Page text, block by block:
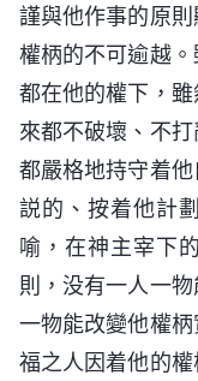
謹與他作事的原
權柄的不可逾越
都在他的權下，
來都不破壞、不
都嚴格地持守着
説的、按着他計
喻，在神主宰下
則，没有一人一
一物能改變他權
福之人因着他的